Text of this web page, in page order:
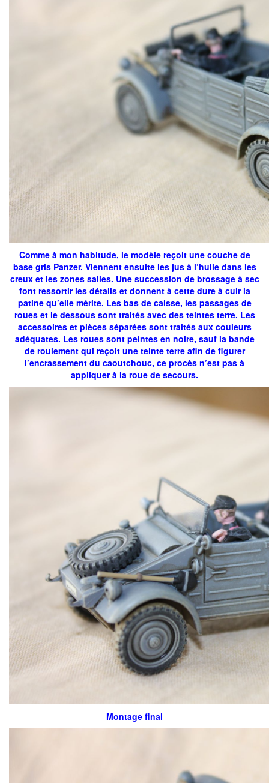
Comme à mon habitude, le modèle reçoit une couche de
base gris Panzer. Viennent ensuite les jus à l’huile dans les
creux et les zones salles. Une succession de brossage à sec
font ressortir les détails et donnent à cette dure à cuir la
patine qu’elle mérite. Les bas de caisse, les passages de
roues et le dessous sont traités avec des teintes terre. Les
accessoires et pièces séparées sont traités aux couleurs
adéquates. Les roues sont peintes en noire, sauf la bande
de roulement qui reçoit une teinte terre afin de figurer
l’encrassement du caoutchouc, ce procès n’est pas à
appliquer à la roue de secours.
Montage final